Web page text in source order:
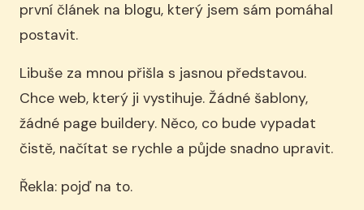
první článek na blogu, který jsem sám pomáhal
postavit.
Libuše za mnou přišla s jasnou představou.
Chce web, který ji vystihuje. Žádné šablony,
žádné page buildery. Něco, co bude vypadat
čistě, načítat se rychle a půjde snadno upravit.
Řekla: pojď na to.